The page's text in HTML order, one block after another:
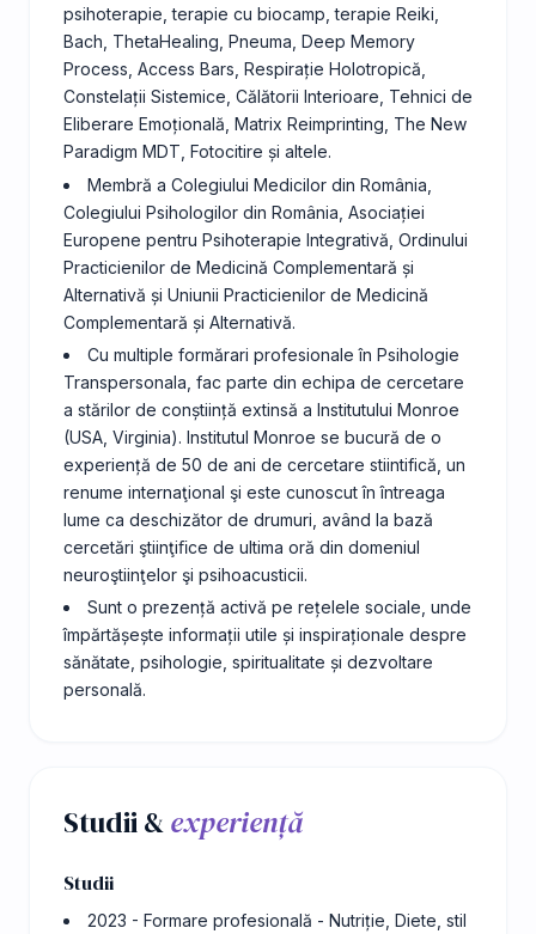
psihoterapie, terapie cu biocamp, terapie Reiki,
Bach, ThetaHealing, Pneuma, Deep Memory
Process, Access Bars, Respirație Holotropică,
Constelații Sistemice, Călătorii Interioare, Tehnici de
Eliberare Emoțională, Matrix Reimprinting, The New
Paradigm MDT, Fotocitire și altele.
Membră a Colegiului Medicilor din România,
Colegiului Psihologilor din România, Asociației
Europene pentru Psihoterapie Integrativă, Ordinului
Practicienilor de Medicină Complementară și
Alternativă și Uniunii Practicienilor de Medicină
Complementară și Alternativă.
Cu multiple formărari profesionale în Psihologie
Transpersonala, fac parte din echipa de cercetare
a stărilor de conștiință extinsă a Institutului Monroe
(USA, Virginia). Institutul Monroe se bucură de o
experiență de 50 de ani de cercetare stiintifică, un
renume internaţional şi este cunoscut în întreaga
lume ca deschizător de drumuri, având la bază
cercetări ştiinţiﬁce de ultima oră din domeniul
neuroştiinţelor şi psihoacusticii.
Sunt o prezență activă pe rețelele sociale, unde
împărtășește informații utile și inspiraționale despre
sănătate, psihologie, spiritualitate și dezvoltare
personală.
Studii &experiență
Studii
2023 - Formare profesională - Nutriție, Diete, stil